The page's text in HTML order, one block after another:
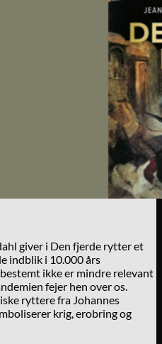
giver i Den fjerde rytter et
indblik i 10.000 års
ikke er mindre relevant
fejer hen over os.
ryttere fra Johannes
krig, erobring og